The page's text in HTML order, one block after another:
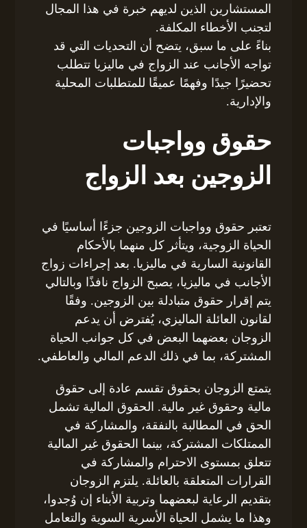
المستشارين الذين لديهم خبرة في هذا المجال
لتجنب الأخطاء المكلفة.
بناءً على ما سبق، يتضح أن التحديات التي قد
تواجه الأجانب عند الزواج في ماليزيا تتطلب
تحضيرًا جيدًا وفهمًا عميقًا للمتطلبات المحلية
والإدارية.
حقوق وواجبات
الزوجين بعد الزواج
تعتبر حقوق وواجبات الزوجين جزءًا أساسيًا في
الحياة الزوجية، ويتأثر كل منهما بالأحكام
القانونية السارية في ماليزيا. بعد إجراءات زواج
الأجانب في ماليزيا، يصبح الزواج نافذًا وبالتالي
يتم إقرار حقوق متبادلة بين الزوجين. وفقًا
لقانون العائلة الماليزي، يُفترض أن يدعم
الزوجان بعضهما البعض في كل جوانب الحياة
المشتركة، بما في ذلك الدعم المالي والعاطفي.
يتمتع الزوجان بحقوق تقسم عادة إلى حقوق
مالية وحقوق غير مالية. الحقوق المالية تشمل
الحق في المطالبة بالنفقة، والمشاركة في
الممتلكات المشتركة، بينما الحقوق غير المالية
تتعلق بمستوى الاحترام والمشاركة في
القرارات المتعلقة بالعائلة. يلتزم الزوجان
بتقديم الرعاية لبعضهما وتربية الأبناء إن وُجدوا،
وهذا ما يشمل الحياة الأسرية السوية والتعامل